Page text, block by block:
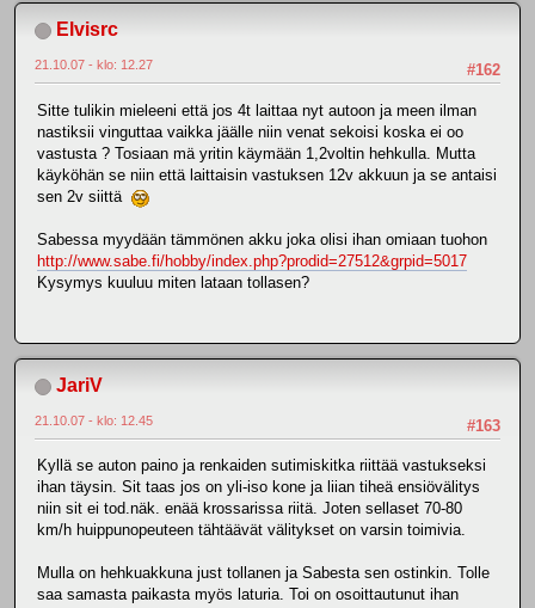
Elvisrc
#162
21.10.07 - klo: 12.27
Sitte tulikin mieleeni että jos 4t laittaa nyt autoon ja meen ilman
nastiksii vinguttaa vaikka jäälle niin venat sekoisi koska ei oo
vastusta ? Tosiaan mä yritin käymään 1,2voltin hehkulla. Mutta
käyköhän se niin että laittaisin vastuksen 12v akkuun ja se antaisi
sen 2v siittä
Sabessa myydään tämmönen akku joka olisi ihan omiaan tuohon
http://www.sabe.fi/hobby/index.php?prodid=27512&grpid=5017
Kysymys kuuluu miten lataan tollasen?
JariV
#163
21.10.07 - klo: 12.45
Kyllä se auton paino ja renkaiden sutimiskitka riittää vastukseksi
ihan täysin. Sit taas jos on yli-iso kone ja liian tiheä ensiövälitys
niin sit ei tod.näk. enää krossarissa riitä. Joten sellaset 70-80
km/h huippunopeuteen tähtäävät välitykset on varsin toimivia.
Mulla on hehkuakkuna just tollanen ja Sabesta sen ostinkin. Tolle
saa samasta paikasta myös laturia. Toi on osoittautunut ihan